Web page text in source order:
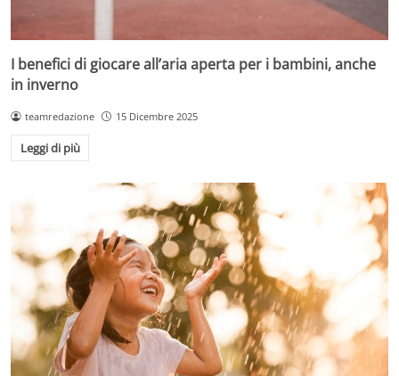
I benefici di giocare all’aria aperta per i bambini, anche
in inverno
teamredazione 15 Dicembre 2025
Leggi di più